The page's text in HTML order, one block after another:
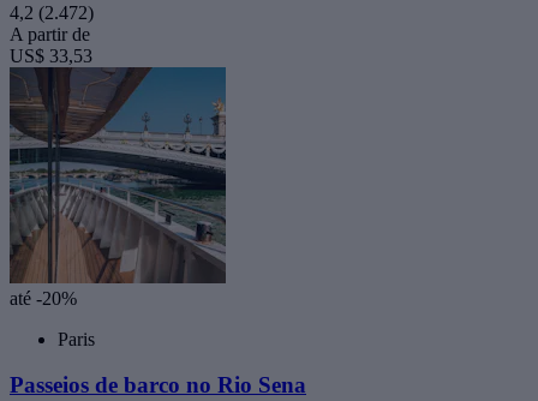
4,2 (2.472)
A partir de
US$ 33,53
até -20%
Paris
Passeios de barco no Rio Sena